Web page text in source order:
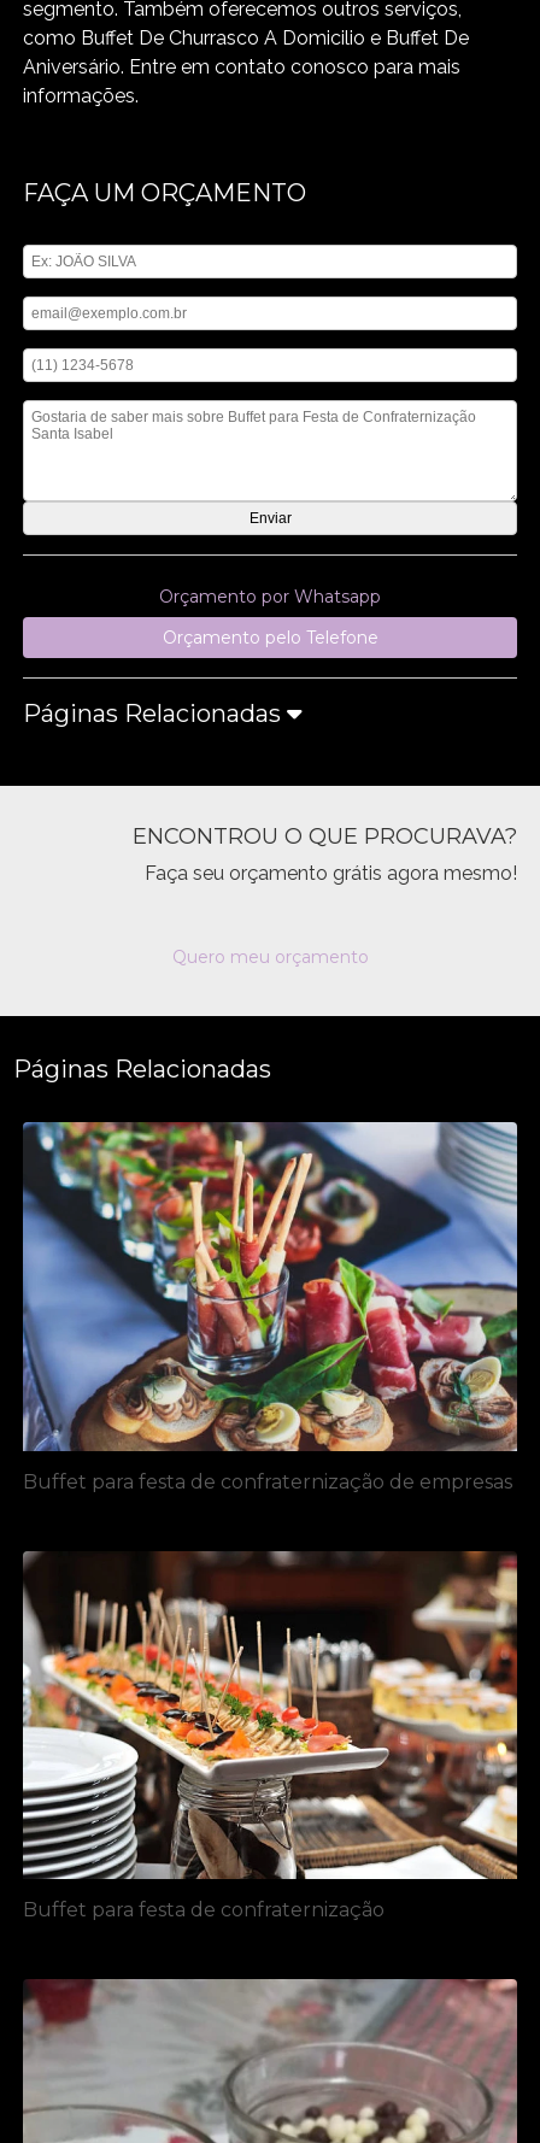
segmento. Também oferecemos outros serviços,
como Buffet De Churrasco A Domicilio e Buffet De
Aniversário. Entre em contato conosco para mais
informações.
FAÇA UM ORÇAMENTO
Orçamento por Whatsapp
Orçamento pelo Telefone
Páginas Relacionadas
ENCONTROU O QUE PROCURAVA?
Faça seu orçamento grátis agora mesmo!
Quero meu orçamento
Páginas Relacionadas
Buffet para festa de confraternização de empresas
Buffet para festa de confraternização